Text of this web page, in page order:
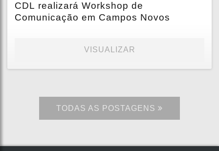
CDL realizará Workshop de
Comunicação em Campos Novos
VISUALIZAR
TODAS AS POSTAGENS